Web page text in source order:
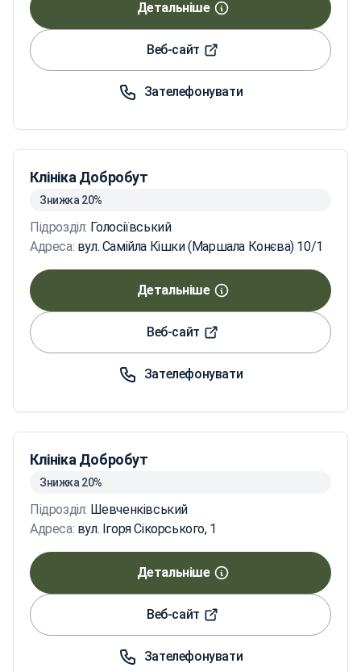
Детальніше
Веб-сайт
Зателефонувати
Клініка Добробут
Знижка 20%
Підрозділ: Голосіївський
Адреса: вул. Самійла Кішки (Маршала Конєва) 10/1
Детальніше
Веб-сайт
Зателефонувати
Клініка Добробут
Знижка 20%
Підрозділ: Шевченківський
Адреса: вул. Ігоря Сікорського, 1
Детальніше
Веб-сайт
Зателефонувати